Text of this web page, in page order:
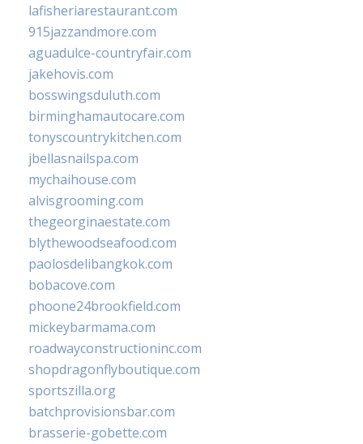
lafisheriarestaurant.com
915jazzandmore.com
aguadulce-countryfair.com
jakehovis.com
bosswingsduluth.com
birminghamautocare.com
tonyscountrykitchen.com
jbellasnailspa.com
mychaihouse.com
alvisgrooming.com
thegeorginaestate.com
blythewoodseafood.com
paolosdelibangkok.com
bobacove.com
phoone24brookfield.com
mickeybarmama.com
roadwayconstructioninc.com
shopdragonflyboutique.com
sportszilla.org
batchprovisionsbar.com
brasserie-gobette.com